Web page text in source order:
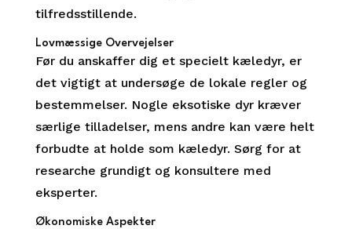
tilfredsstillende.
Lovmæssige Overvejelser
Før du anskaffer dig et specielt kæledyr, er
det vigtigt at undersøge de lokale regler og
bestemmelser. Nogle eksotiske dyr kræver
særlige tilladelser, mens andre kan være helt
forbudte at holde som kæledyr. Sørg for at
researche grundigt og konsultere med
eksperter.
Økonomiske Aspekter